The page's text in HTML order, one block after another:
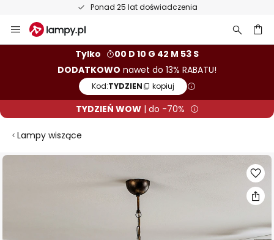
Ponad 25 lat doświadczenia
Przejdź
do
Tylko
00 D 10 G 42 M 52 S
DODATKOWO nawet do 13% RABATU!
Kod:TYDZIEN kopiuj
TYDZIEŃ WOW| do -70%
Lampy wiszące
Przejdź